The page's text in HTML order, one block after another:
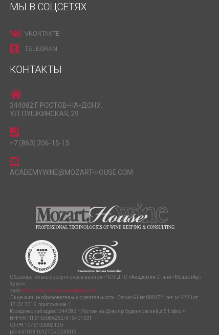
МЫ В СОЦСЕТЯХ
VKONTAKTE
TELEGRAM
КОНТАКТЫ
344082 Г.РОСТОВ-НА-ДОНУ,
УЛ. ПУШКИНСКАЯ, 29
+7 (863) 206-15-15
ACADEMYWINE@MOZART-HOUSE.COM
Образовательные услуги оказываются «ЧОУ ДПО «Академия Стиля «МоцартАрт
Хаус»»,
сайт https://mozart-wineacademy.com
Лицензия на образовательную деятельность : Серия 61 № 000472, рег.№ 6223 от
17.02.2016, приложение 1
Юридический адрес: 344082 г.Ростов-на-Дону пр.Буденновский д.51 офис 4
ИНН/КПП 6163086252/616401001
ОГРН 1076100002120
р/с 40703810127050000019